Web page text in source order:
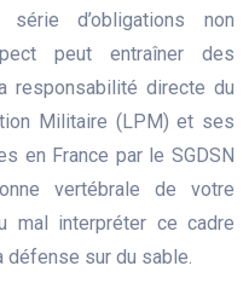
d’obligations non
peut entraîner des
responsabilité directe du
Militaire (LPM) et ses
en France par le SGDSN
vertébrale de votre
mal interpréter ce cadre
défense sur du sable.